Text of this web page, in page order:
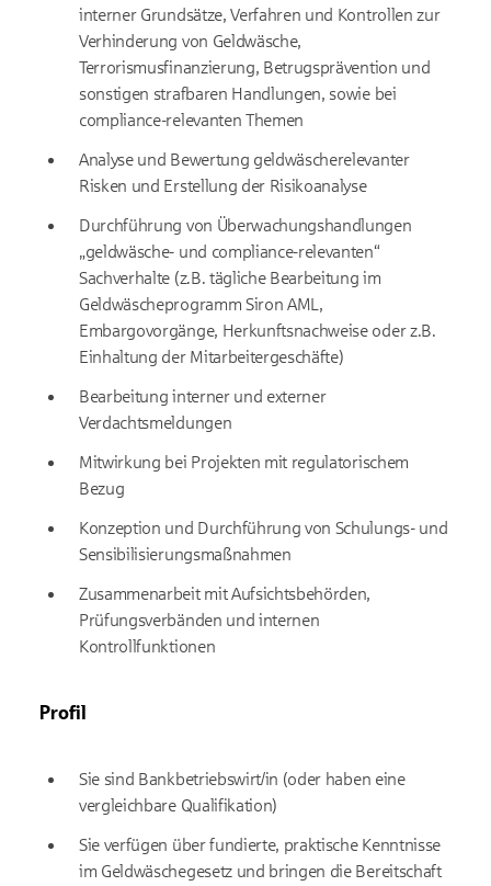
interner Grundsätze, Verfahren und Kontrollen zur
Verhinderung von Geldwäsche,
Terrorismusfinanzierung, Betrugsprävention und
sonstigen strafbaren Handlungen, sowie bei
compliance-relevanten Themen
Analyse und Bewertung geldwäscherelevanter
Risken und Erstellung der Risikoanalyse
Durchführung von Überwachungshandlungen
„geldwäsche- und compliance-relevanten“
Sachverhalte (z.B. tägliche Bearbeitung im
Geldwäscheprogramm Siron AML,
Embargovorgänge, Herkunftsnachweise oder z.B.
Einhaltung der Mitarbeitergeschäfte)
Bearbeitung interner und externer
Verdachtsmeldungen
Mitwirkung bei Projekten mit regulatorischem
Bezug
Konzeption und Durchführung von Schulungs- und
Sensibilisierungsmaßnahmen
Zusammenarbeit mit Aufsichtsbehörden,
Prüfungsverbänden und internen
Kontrollfunktionen
Profil
Sie sind Bankbetriebswirt/in (oder haben eine
vergleichbare Qualifikation)
Sie verfügen über fundierte, praktische Kenntnisse
im Geldwäschegesetz und bringen die Bereitschaft